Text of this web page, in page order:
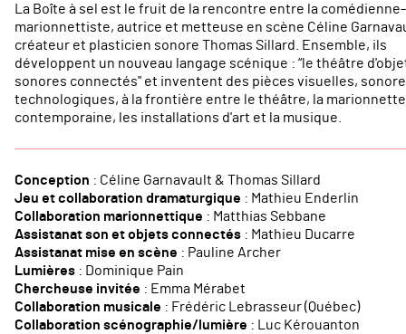
La Boîte à sel est le fruit de la rencontre entre la comédienne-
marionnettiste, autrice et metteuse en scène Céline
créateur et plasticien sonore Thomas Sillard. Ensemble, ils
développent un nouveau langage scénique : “le théâtre
sonores connectés" et inventent des pièces visuelles,
technologiques, à la frontière entre le théâtre, la marionnette
contemporaine, les installations d'art et la musique.
Conception : Céline Garnavault & Thomas Sillard
Jeu et collaboration dramaturgique : Mathieu Enderlin
Collaboration marionnettique : Matthias Sebbane
Assistanat son et objets connectés : Mathieu Ducarre
Assistanat mise en scène : Pauline Archer
Lumières : Dominique Pain
Chercheuse invitée : Emma Mérabet
Collaboration musicale : Frédéric Lebrasseur (Québec)
Collaboration scénographie/lumière : Luc Kérouanton